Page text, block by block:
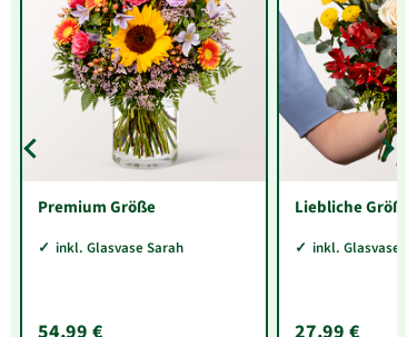
Premium Größe
inkl. Glasvase Sarah
Liebliche Größe
inkl. Glasvase